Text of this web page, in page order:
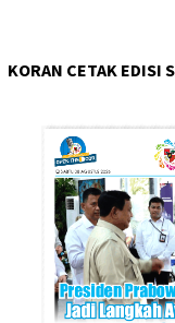
KORAN CETAK EDISI